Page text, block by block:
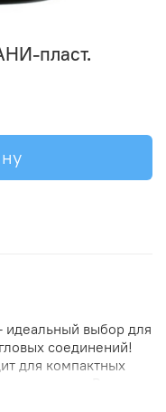
пласт.
выбор для
соединений!
для компактных
и